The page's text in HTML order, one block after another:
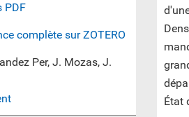
PDF
complète sur ZOTERO
Per, J. Mozas, J.
État